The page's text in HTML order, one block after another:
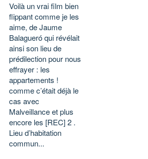
Voilà un vrai film bien
flippant comme je les
aime, de Jaume
Balagueró qui révélait
ainsi son lieu de
prédilection pour nous
effrayer : les
appartements !
comme c’était déjà le
cas avec
Malveillance et plus
encore les [REC] 2 .
Lieu d’habitation
commun...